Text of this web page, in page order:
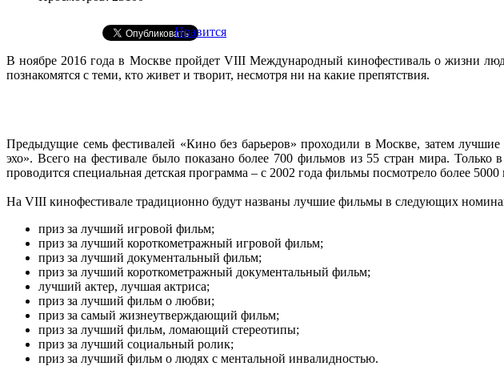
Нравится
В ноябре 2016 года в Москве пройдет VIII Международный кинофестиваль о жизни
познакомятся с теми, кто живет и творит, несмотря ни на какие препятствия.
Предыдущие семь фестивалей «Кино без барьеров» проходили в Москве, затем
эхо». Всего на фестивале было показано более 700 фильмов из 55 стран мира.
проводится специальная детская программа – с 2002 года фильмы посмотрело более
На VIII кинофестивале традиционно будут названы лучшие фильмы в следующих
приз за лучший игровой фильм;
приз за лучший короткометражный игровой фильм;
приз за лучший документальный фильм;
приз за лучший короткометражный документальный фильм;
лучший актер, лучшая актриса;
приз за лучший фильм о любви;
приз за самый жизнеутверждающий фильм;
приз за лучший фильм, ломающий стереотипы;
приз за лучший социальный ролик;
приз за лучший фильм о людях с ментальной инвалидностью.